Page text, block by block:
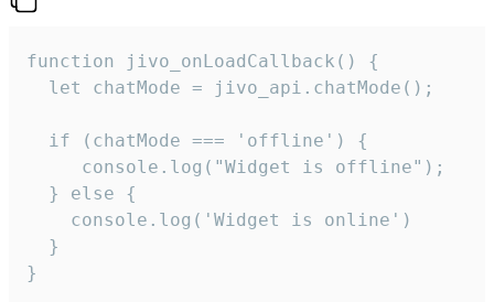
function jivo_onLoadCallback() {
  let chatMode = jivo_api.chatMode();
  if (chatMode === 'offline') {
     console.log("Widget is offline");
  } else {
    console.log('Widget is online')
  }
}